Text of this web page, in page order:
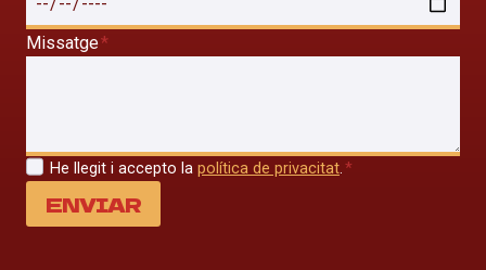
Missatge*
He llegit i accepto la política de privacitat.*
ENVIAR